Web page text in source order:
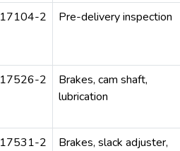
17104-2 Pre-delivery inspection
17526-2
Brakes, cam shaft,
lubrication
17531-2
Brakes, slack adjuster,